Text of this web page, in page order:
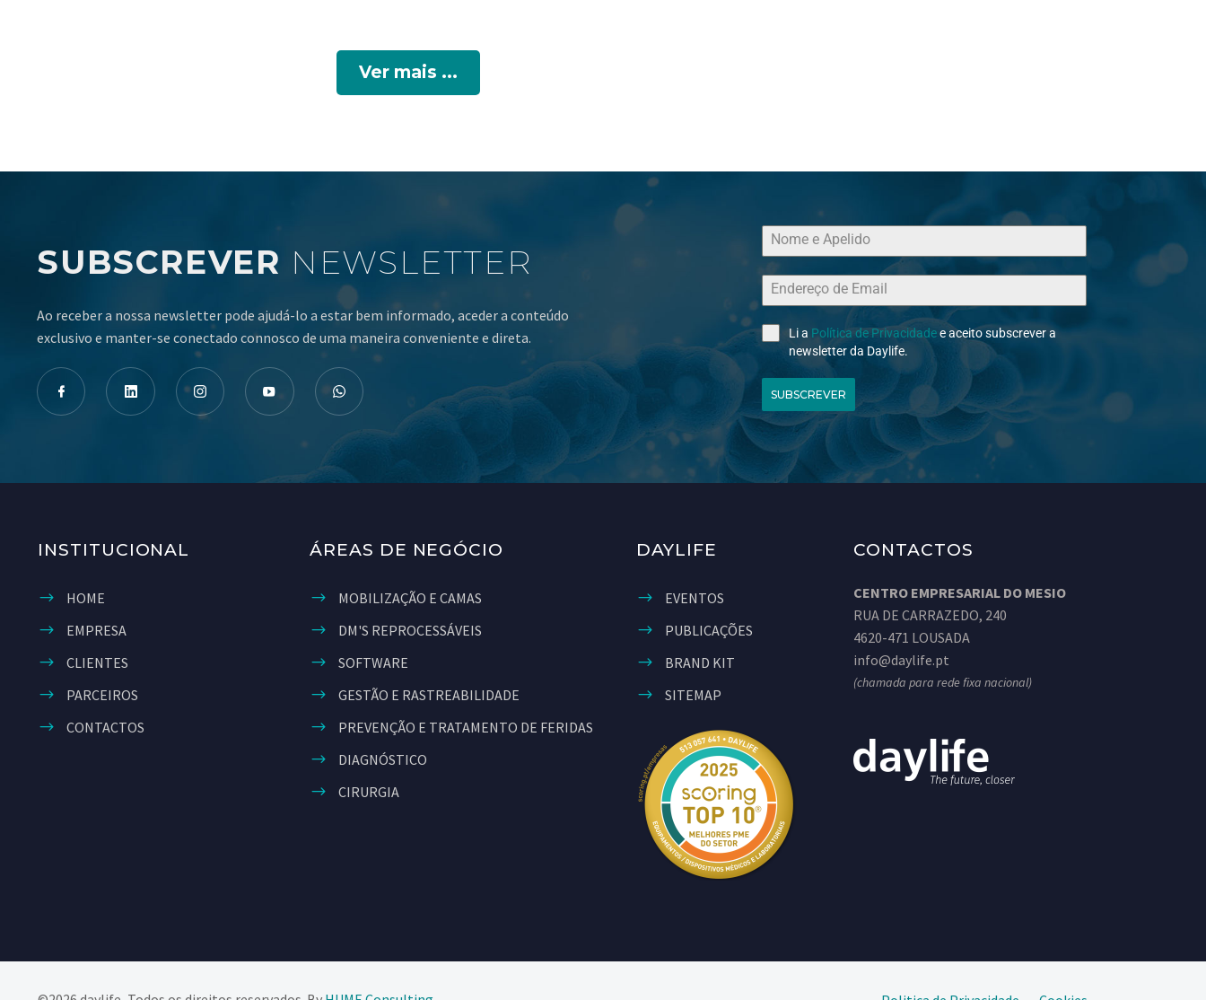
Ver mais ...
SUBSCREVER NEWSLETTER
Ao receber a nossa newsletter pode ajudá-lo a estar bem informado, aceder a conteúdo
exclusivo e manter-se conectado connosco de uma maneira conveniente e direta.
Li a Política de Privacidadee aceito subscrever a
newsletter da Daylife.
SUBSCREVER
INSTITUCIONAL
HOME
EMPRESA
CLIENTES
PARCEIROS
CONTACTOS
ÁREAS DE NEGÓCIO
MOBILIZAÇÃO E CAMAS
DM'S REPROCESSÁVEIS
SOFTWARE
GESTÃO E RASTREABILIDADE
PREVENÇÃO E TRATAMENTO DE FERIDAS
DIAGNÓSTICO
CIRURGIA
DAYLIFE
EVENTOS
PUBLICAÇÕES
BRAND KIT
SITEMAP
CONTACTOS
CENTRO EMPRESARIAL DO MESIO
RUA DE CARRAZEDO, 240
4620-471 LOUSADA
info@daylife.pt
(chamada para rede fixa nacional)